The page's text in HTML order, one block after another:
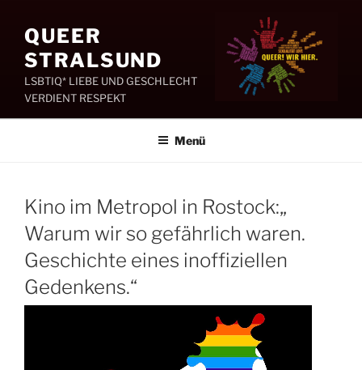
Inhalt
springenQUEER
STRALSUND
LSBTIQ* LIEBE UND GESCHLECHT
VERDIENT RESPEKT
Menü
Kino im Metropol in Rostock:„
Warum wir so gefährlich waren.
Geschichte eines inoffiziellen
Gedenkens.“